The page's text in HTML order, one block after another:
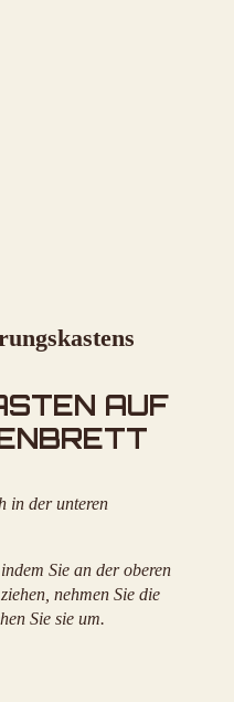
AUF
in der unteren
Sie an der oberen
nehmen Sie die
Sie sie um.